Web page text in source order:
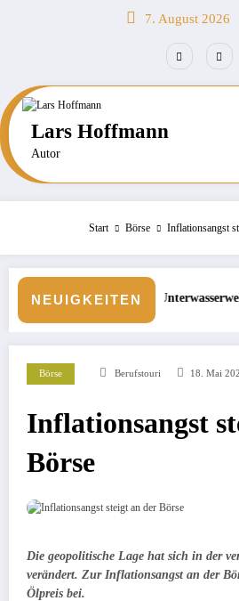
7. August 2026
Lars Hoffmann
Autor
Start Börse Inflationsangst
NEUIGKEITENbeim SchnorchelnBörse: Steigt
Börse Berufstouri 18. Mai
Inflationsangst
Börse
Die geopolitische Lage hat sich in der
verändert. Zur Inflationsangst an der
Ölpreis bei.